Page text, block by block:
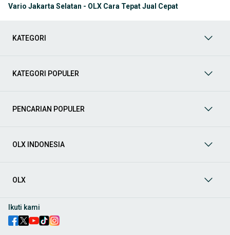
Vario Jakarta Selatan - OLX Cara Tepat Jual Cepat
KATEGORI
KATEGORI POPULER
PENCARIAN POPULER
OLX INDONESIA
OLX
Ikuti kami